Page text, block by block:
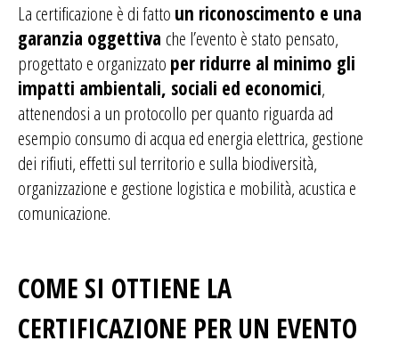
La certificazione è di fatto un riconoscimento e una
garanzia oggettiva che l’evento è stato pensato,
progettato e organizzato per ridurre al minimo gli
impatti ambientali, sociali ed economici,
attenendosi a un protocollo per quanto riguarda ad
esempio consumo di acqua ed energia elettrica, gestione
dei rifiuti, effetti sul territorio e sulla biodiversità,
organizzazione e gestione logistica e mobilità, acustica e
comunicazione.
COME SI OTTIENE LA
CERTIFICAZIONE PER UN EVENTO